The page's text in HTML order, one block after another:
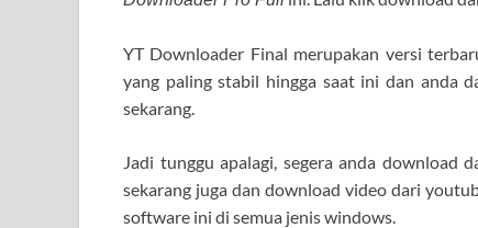
YT Downloader Final merupakan versi
yang paling stabil hingga saat ini dan anda
sekarang.
Jadi tunggu apalagi, segera anda
sekarang juga dan download video dari
software ini di semua jenis windows.